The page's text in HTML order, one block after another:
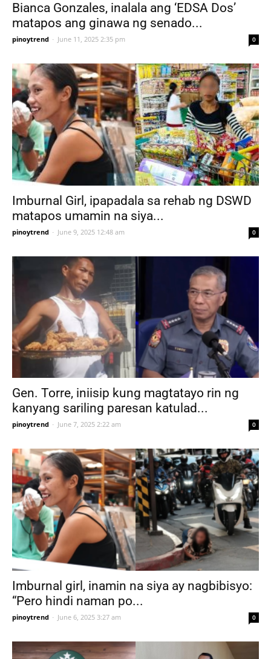
Bianca Gonzales, inalala ang ‘EDSA Dos’
matapos ang ginawa ng senado...
pinoytrend - June 11, 2025 2:35 pm 0
Imburnal Girl, ipapadala sa rehab ng DSWD
matapos umamin na siya...
pinoytrend - June 9, 2025 12:48 am 0
Gen. Torre, iniisip kung magtatayo rin ng
kanyang sariling paresan katulad...
pinoytrend - June 7, 2025 2:22 am 0
Imburnal girl, inamin na siya ay nagbibisyo:
“Pero hindi naman po...
pinoytrend - June 6, 2025 3:27 am 0